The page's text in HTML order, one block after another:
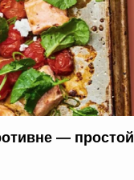
— простой